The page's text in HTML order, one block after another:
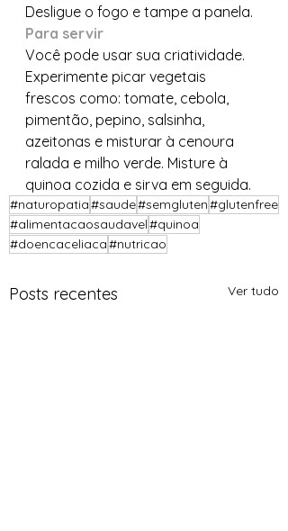
Desligue o fogo e tampe a panela.
Para servir
Você pode usar sua criatividade.
Experimente picar vegetais
frescos como: tomate, cebola,
pimentão, pepino, salsinha,
azeitonas e misturar à cenoura
ralada e milho verde. Misture à
quinoa cozida e sirva em seguida.
#naturopatia#saude#semgluten#glutenfree
#alimentacaosaudavel#quinoa
#doencaceliaca#nutricao
Posts recentes Ver tudo